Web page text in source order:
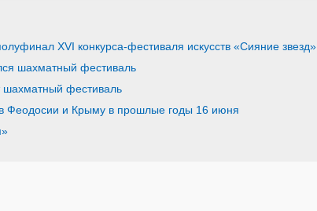
XVI конкурса-фестиваля искусств «Сияние звезд»
шахматный фестиваль
шахматный фестиваль
Феодосии и Крыму в прошлые годы 16 июня